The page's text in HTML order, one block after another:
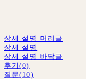
상세 설명 머리글
상세 설명
상세 설명 바닥글
후기(0)
질문(10)